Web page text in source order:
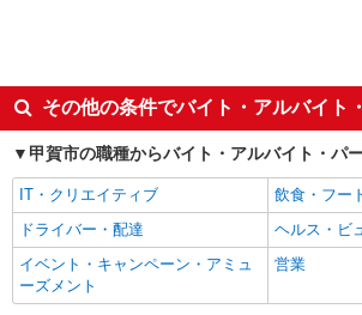
入社日応相談
未経験歓迎
経験者・有資格者歓迎
新卒・第二
女性活躍中
主婦・主夫
フリーター歓迎
学歴不問
ブランクOK
ミドル（40
エルダー（50代～）活躍中
シニア（60
高収入・高額
ボーナス・
その他の条件でバイト・アルバイト
甲賀市の職種からバイト・アルバイト・パ
IT・クリエイティブ
飲食・フー
ドライバー・配達
ヘルス・ビ
イベント・キャンペーン・アミュ
ーズメント
営業